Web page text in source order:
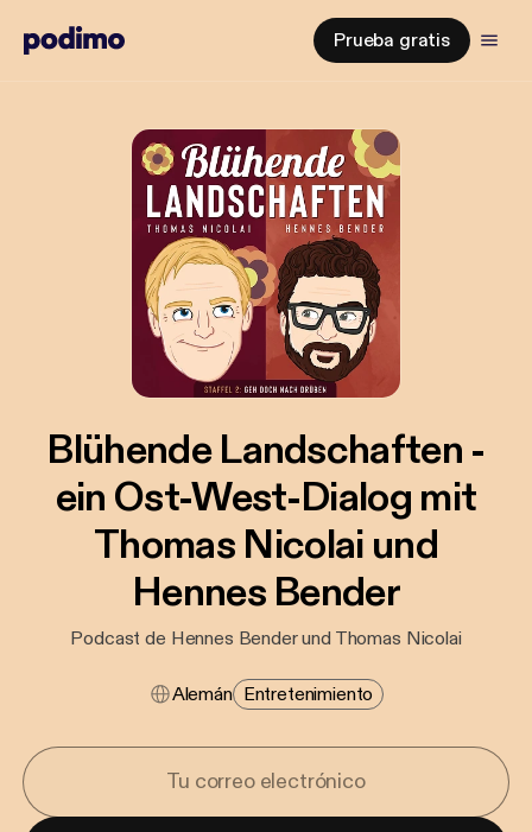
Prueba gratis
Blühende Landschaften -
ein Ost-West-Dialog mit
Thomas Nicolai und
Hennes Bender
Podcast de Hennes Bender und Thomas Nicolai
Alemán Entretenimiento